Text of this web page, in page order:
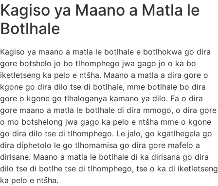
Kagiso ya Maano a Matla le
Botlhale
Kagiso ya maano a matla le botlhale e botlhokwa go dira
gore botshelo jo bo tlhomphego jwa gago jo o ka bo
iketletseng ka pelo e ntšha. Maano a matla a dira gore o
kgone go dira dilo tse di botlhale, mme botlhale bo dira
gore o kgone go tlhaloganya kamano ya dilo. Fa o dira
gore maano a matla le botlhale di dira mmogo, o dira gore
o mo botshelong jwa gago ka pelo e ntšha mme o kgone
go dira dilo tse di tlhomphego. Le jalo, go kgatlhegela go
dira diphetolo le go tlhomamisa go dira gore mafelo a
dirisane. Maano a matla le botlhale di ka dirisana go dira
dilo tse di botlhe tse di tlhomphego, tse o ka di iketletseng
ka pelo e ntšha.